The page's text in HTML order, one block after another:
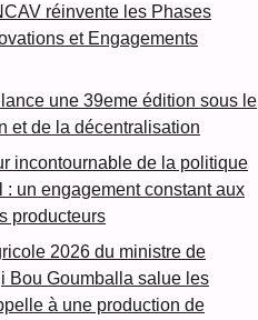
réinvente les Phases
et Engagements
une 39eme édition sous le
et de la décentralisation
incontournable de la politique
un engagement constant aux
producteurs
2026 du ministre de
Bou Goumballa salue les
à une production de